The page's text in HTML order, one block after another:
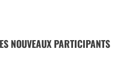
NOUVEAUX PARTICIPANTS